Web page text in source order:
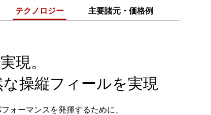
テクノロジー 主要諸元・価格例
現。
操縦フィールを実現
ォーマンスを発揮するために、